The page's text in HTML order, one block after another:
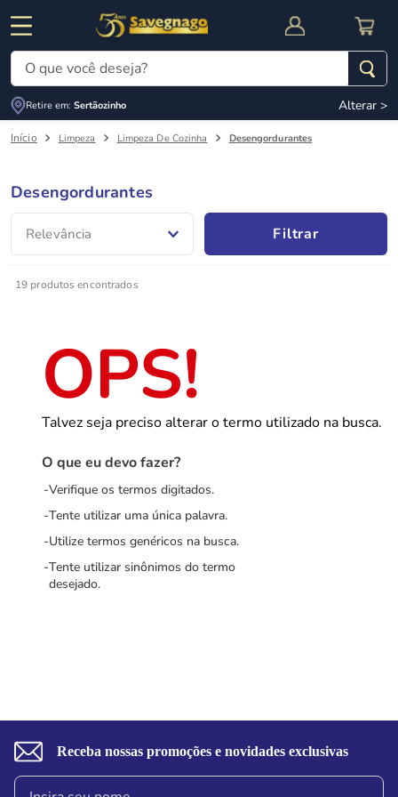
CUPOM DE DESCONTO
O que você deseja?
Retire em: Sertãozinho Alterar >
Limpeza Limpeza De Cozinha Desengordurantes
Desengordurantes
Relevância Filtrar
19 produtos
Talvez seja preciso alterar o termo utilizado na busca.
O que eu devo fazer?
Verifique os termos digitados.
Tente utilizar uma única palavra.
Utilize termos genéricos na busca.
Tente utilizar sinônimos do termo
desejado.
Receba nossas promoções e novidades exclusivas
Termos mais buscados
3º
cerveja
4 º
carne